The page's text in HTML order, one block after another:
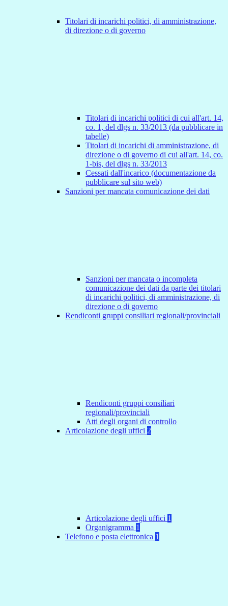
Titolari di incarichi politici, di amministrazione,
di direzione o di governo
Titolari di incarichi politici di cui all'art. 14,
co. 1, del dlgs n. 33/2013 (da pubblicare in
tabelle)
Titolari di incarichi di amministrazione, di
direzione o di governo di cui all'art. 14, co.
1-bis, del dlgs n. 33/2013
Cessati dall'incarico (documentazione da
pubblicare sul sito web)
Sanzioni per mancata comunicazione dei dati
Sanzioni per mancata o incompleta
comunicazione dei dati da parte dei titolari
di incarichi politici, di amministrazione, di
direzione o di governo
Rendiconti gruppi consiliari regionali/provinciali
Rendiconti gruppi consiliari
regionali/provinciali
Atti degli organi di controllo
Articolazione degli uffici 2
Articolazione degli uffici 1
Organigramma 1
Telefono e posta elettronica 1